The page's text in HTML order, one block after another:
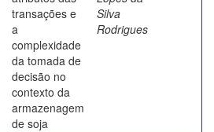
transações e
a
complexidade
da tomada de
decisão no
contexto da
armazenagem
de soja
Silva
Rodrigues